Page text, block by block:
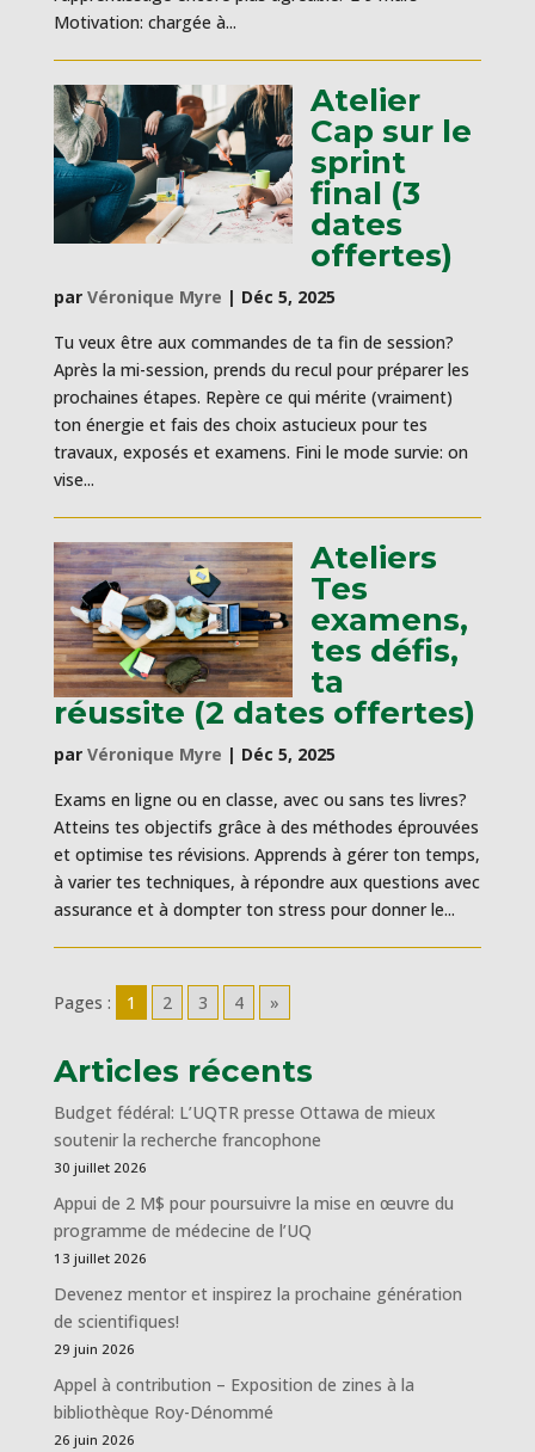
Motivation: chargée à...
Atelier
Cap sur le
sprint
final (3
dates
offertes)
par Véronique Myre | Déc 5, 2025
Tu veux être aux commandes de ta fin de session?
Après la mi-session, prends du recul pour préparer les
prochaines étapes. Repère ce qui mérite (vraiment)
ton énergie et fais des choix astucieux pour tes
travaux, exposés et examens. Fini le mode survie: on
vise...
Ateliers
Tes
examens,
tes défis,
ta
réussite (2 dates offertes)
par Véronique Myre | Déc 5, 2025
Exams en ligne ou en classe, avec ou sans tes livres?
Atteins tes objectifs grâce à des méthodes éprouvées
et optimise tes révisions. Apprends à gérer ton temps,
à varier tes techniques, à répondre aux questions avec
assurance et à dompter ton stress pour donner le...
Pages : 1 2 3 4 »
Articles récents
Budget fédéral: L’UQTR presse Ottawa de mieux
soutenir la recherche francophone
30 juillet 2026
Appui de 2 M$ pour poursuivre la mise en œuvre du
programme de médecine de l’UQ
13 juillet 2026
Devenez mentor et inspirez la prochaine génération
de scientifiques!
29 juin 2026
Appel à contribution – Exposition de zines à la
bibliothèque Roy-Dénommé
26 juin 2026